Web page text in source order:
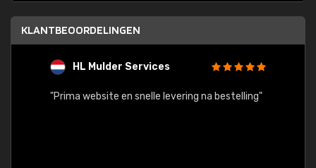
KLANTBEOORDELINGEN
HL Mulder Services
"Prima website en snelle levering na bestelling"